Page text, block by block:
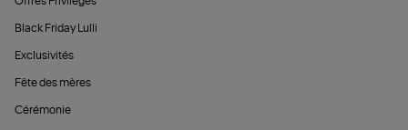
Black Friday Lulli
Exclusivités
Fête des mères
Cérémonie